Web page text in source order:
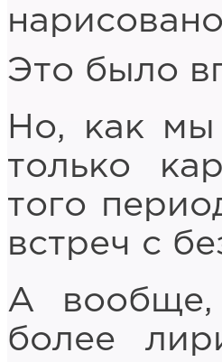
Это было
Но, как мы
только
того
встреч с
А вообще,
более